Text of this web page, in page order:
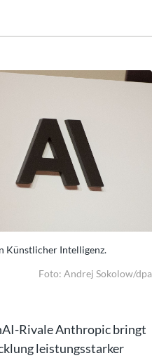
Künstlicher Intelligenz.
Foto: Andrej Sokolow/dpa
Rivale Anthropic bringt
leistungsstarker